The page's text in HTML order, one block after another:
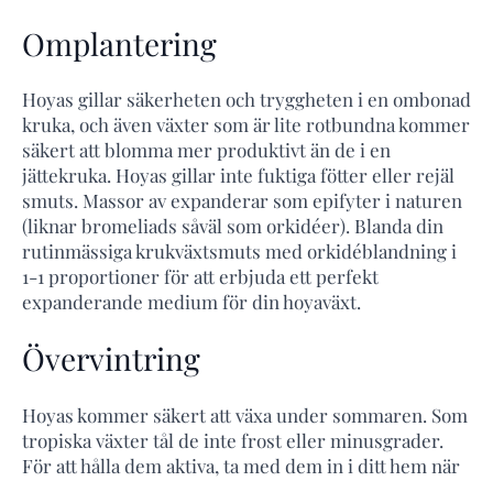
Omplantering
Hoyas gillar säkerheten och tryggheten i en ombonad
kruka, och även växter som är lite rotbundna kommer
säkert att blomma mer produktivt än de i en
jättekruka. Hoyas gillar inte fuktiga fötter eller rejäl
smuts. Massor av expanderar som epifyter i naturen
(liknar bromeliads såväl som orkidéer). Blanda din
rutinmässiga krukväxtsmuts med orkidéblandning i
1-1 proportioner för att erbjuda ett perfekt
expanderande medium för din hoyaväxt.
Övervintring
Hoyas kommer säkert att växa under sommaren. Som
tropiska växter tål de inte frost eller minusgrader.
För att hålla dem aktiva, ta med dem in i ditt hem när